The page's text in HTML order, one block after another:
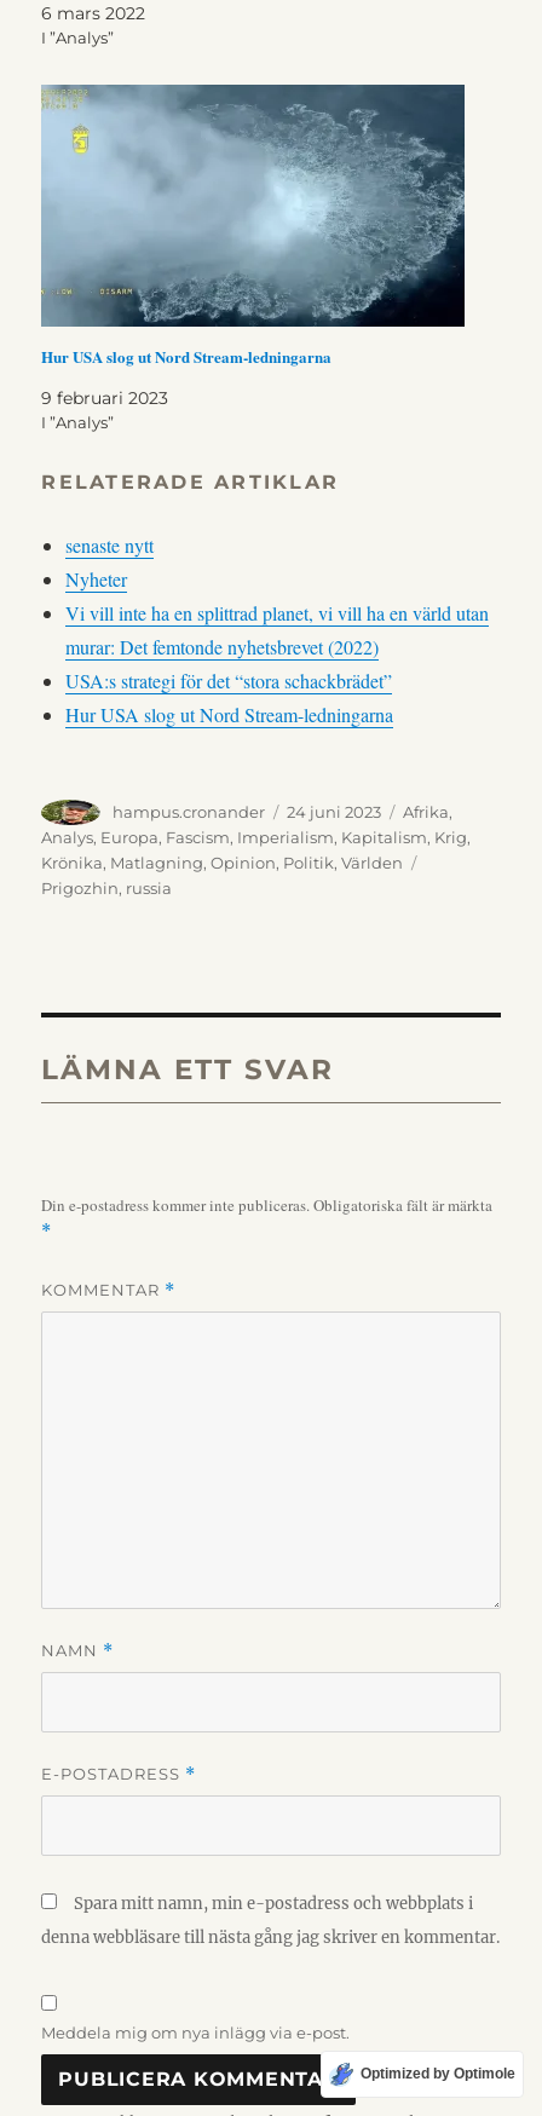
6 mars 2022
I ”Analys”
Hur USA slog ut Nord Stream-ledningarna
9 februari 2023
I ”Analys”
RELATERADE ARTIKLAR
senaste nytt
Nyheter
Vi vill inte ha en splittrad planet, vi vill ha en värld utan
murar: Det femtonde nyhetsbrevet (2022)
USA:s strategi för det “stora schackbrädet”
Hur USA slog ut Nord Stream-ledningarna
Författare
hampus.cronander
Publicerat
den
24 juni 2023 Kategorier
Afrika,
Analys, Europa, Fascism, Imperialism, Kapitalism, Krig,
Krönika, Matlagning,Opinion, Politik,Världen
Prigozhin, russia
LÄMNA ETT SVAR
Din e-postadress kommer inte publiceras.Obligatoriska fält är märkta
*
KOMMENTAR *
NAMN *
E-POSTADRESS *
Spara mitt namn, min e-postadress och webbplats i
denna webbläsare till nästa gång jag skriver en kommentar.
Meddela mig om nya inlägg via e-post.
Optimized by Optimole